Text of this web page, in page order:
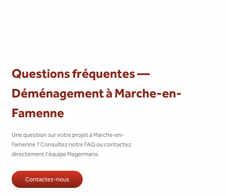
Questions fréquentes —
Déménagement à Marche-en-
Famenne
Une question sur votre projet à Marche-en-
Famenne ? Consultez notre FAQ ou contactez
directement l'équipe Magermans.
Contactez-nous